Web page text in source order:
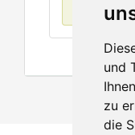
und
zu
die
Keine